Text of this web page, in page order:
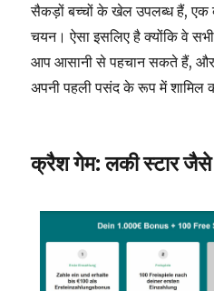
सैकड़ों बच्चों के खेल उपलब्ध हैं, एक
चयन। ऐसा इसलिए है क्योंकि वे सभी
आप आसानी से पहचान सकते हैं, और
अपनी पहली पसंद के रूप में शामिल
क्रैश गेम: लकी स्टार